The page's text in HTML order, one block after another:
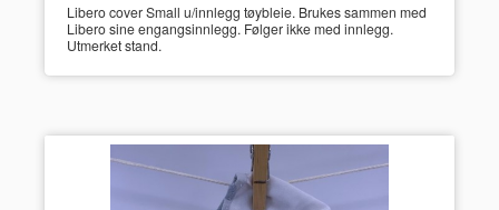
Libero cover Small u/innlegg tøybleie. Brukes sammen med
Libero sine engangsinnlegg. Følger ikke med innlegg.
Utmerket stand.